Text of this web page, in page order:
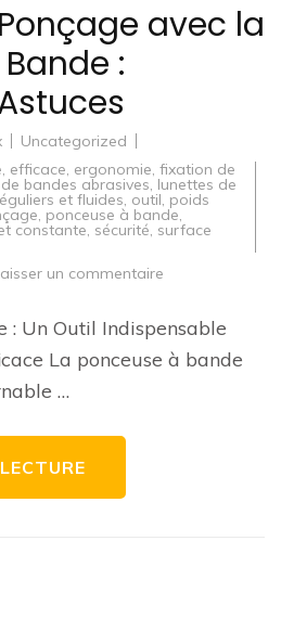
avec la
:
Uncategorized
, efficace, ergonomie, fixation de
bandes abrasives, lunettes de
et fluides, outil, poids
, ponceuse à bande,
constante, sécurité, surface
un commentaire
Ponçage
avec
la
Ponceuse
: Un Outil Indispensable
La ponceuse à bande
…